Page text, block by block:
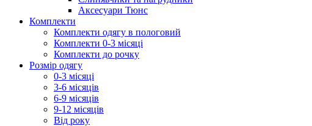
Аксесуари Тюнс
Комплекти
Комплекти одягу в пологовий
Комплекти 0-3 місяці
Комплекти до рочку
Розмір одягу
0-3 місяці
3-6 місяців
6-9 місяців
9-12 місяців
Від року